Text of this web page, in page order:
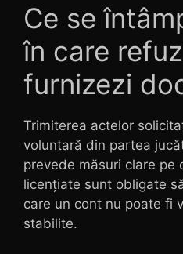
Ce se
în care
furnizezi
Trimiterea actelor
voluntară din partea
prevede măsuri clare pe
licențiate sunt obligate
care un cont nu poate fi
stabilite.